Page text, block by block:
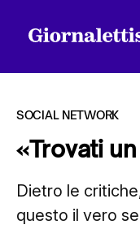
Tutti gli articoli
SOCIAL NETWORK
«Trovati
Dietro le
questo il vero